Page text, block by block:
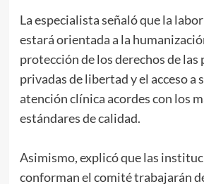
La especialista señaló que la
estará orientada a la
protección de los derechos de las
privadas de libertad y el acceso a
atención clínica acordes con los
estándares de calidad.
Asimismo, explicó que las
conforman el comité trabajarán